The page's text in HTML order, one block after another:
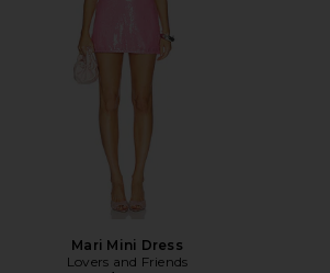
Mari Mini Dress
Lovers and Friends